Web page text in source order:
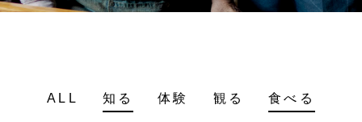
ALL 知る 体験 観る 食べる